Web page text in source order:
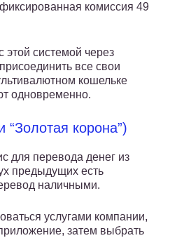
комиссия 49
этой системой через
все свои
кошельке
одновременно.
“Золотая корона”)
для перевода денег из
предыдущих есть
наличными.
услугами компании,
затем выбрать